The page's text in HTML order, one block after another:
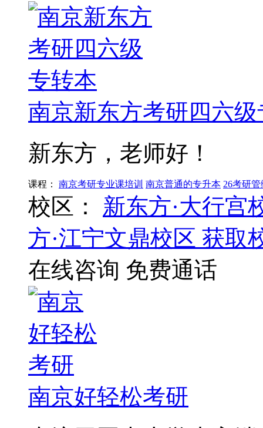
南京新东方考研四六
新东方，老师好！
课程： 南京考研专业课培训 南京普通的专升本 26考研
校区：
新东方·大行宫
方·江宁文鼎校区 获取
在线咨询 免费通话
南京好轻松考研